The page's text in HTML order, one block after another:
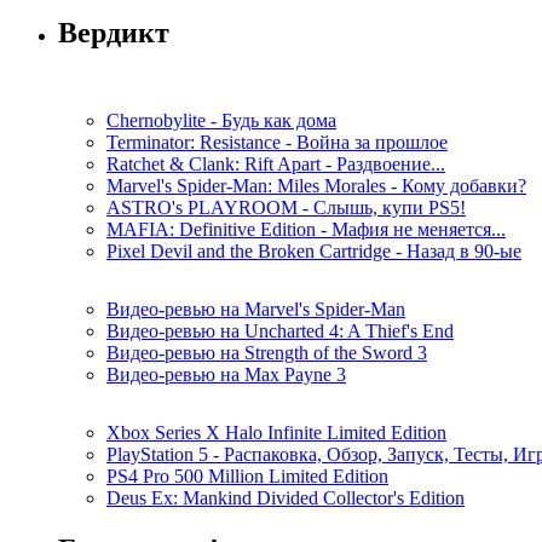
Вердикт
Chernobylite - Будь как дома
Terminator: Resistance - Война за прошлое
Ratchet & Clank: Rift Apart - Раздвоение...
Marvel's Spider-Man: Miles Morales - Кому добавки?
ASTRO's PLAYROOM - Слышь, купи PS5!
MAFIA: Definitive Edition - Мафия не меняется...
Pixel Devil and the Broken Cartridge - Назад в 90-ые
Видео-ревью на Marvel's Spider-Man
Видео-ревью на Uncharted 4: A Thief's End
Видео-ревью на Strength of the Sword 3
Видео-ревью на Max Payne 3
Xbox Series X Halo Infinite Limited Edition
PlayStation 5 - Распаковка, Обзор, Запуск, Тесты,
PS4 Pro 500 Million Limited Edition
Deus Ex: Mankind Divided Collector's Edition